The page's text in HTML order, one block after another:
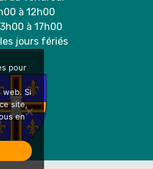
à 12h00
à 17h00
jours fériés
pour
web. Si
site,
en